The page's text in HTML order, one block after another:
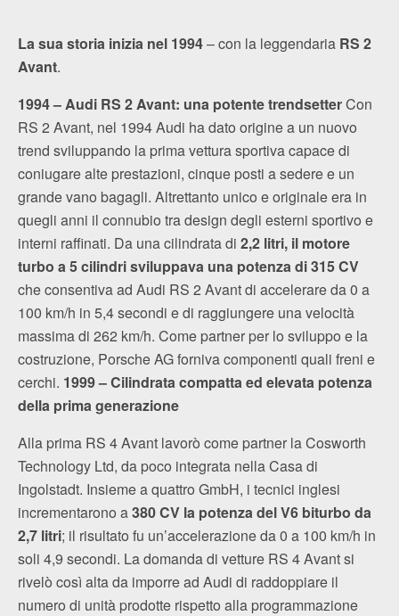
La sua storia inizia nel 1994– con la leggendaria RS 2
Avant.
1994 – Audi RS 2 Avant: una potente trendsetterCon
RS 2 Avant, nel 1994 Audi ha dato origine a un nuovo
trend sviluppando la prima vettura sportiva capace di
coniugare alte prestazioni, cinque posti a sedere e un
grande vano bagagli. Altrettanto unico e originale era in
quegli anni il connubio tra design degli esterni sportivo e
interni raffinati. Da una cilindrata di 2,2 litri, il motore
turbo a 5 cilindri sviluppava una potenza di 315 CV
che consentiva ad Audi RS 2 Avant di accelerare da 0 a
100 km/h in 5,4 secondi e di raggiungere una velocità
massima di 262 km/h. Come partner per lo sviluppo e la
costruzione, Porsche AG forniva componenti quali freni e
cerchi. 1999 – Cilindrata compatta ed elevata potenza
della prima generazione
Alla prima RS 4 Avant lavorò come partner la Cosworth
Technology Ltd, da poco integrata nella Casa di
Ingolstadt. Insieme a quattro GmbH, i tecnici inglesi
incrementarono a380 CV la potenza del V6 biturbo da
2,7 litri; il risultato fu un’accelerazione da 0 a 100 km/h in
soli 4,9 secondi. La domanda di vetture RS 4 Avant si
rivelò così alta da imporre ad Audi di raddoppiare il
numero di unità prodotte rispetto alla programmazione